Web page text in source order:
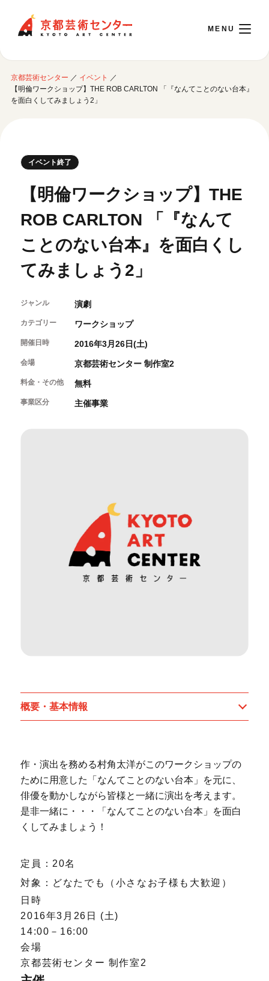
English
※チケット窓口は18:00まで／ギャラリー・図書室・情報コーナーは20:00まで／カ
フェは11:00～18:00まで営業
開館時間・アクセシビリティ
フロアガイド
交通アクセス
図書室・情報コーナー
よくあるご質問
取材／視察・見学／撮影
イベントに参加する
開催中のイベント
これまでのイベント
制作室について
制作室の使用方法・募集要項
公募情報
ボランティア・サポーター
ボランティア
京都芸術センター ／ イベント ／
【明倫ワークショップ】THE ROB CARLTON 「『なんてことのない台本』
を面白くしてみましょう2」
イベント終了
【明倫ワークショップ】THE
ROB CARLTON 「『なんて
ことのない台本』を面白くし
てみましょう2」
ジャンル 演劇
カテゴリー ワークショップ
開催日時 2016年3月26日(土)
会場 京都芸術センター 制作室2
料金・その他 無料
事業区分 主催事業
概要・基本情報
作・演出を務める村角太洋がこのワークショップの
ために用意した「なんてことのない台本」を元に、
俳優を動かしながら皆様と一緒に演出を考えます。
是非一緒に・・・「なんてことのない台本」を面白
くしてみましょう！
定員：20名
対象：どなたでも（小さなお子様も大歓迎）
日時
2016年3月26日 (土)
14:00－16:00
会場
京都芸術センター 制作室2